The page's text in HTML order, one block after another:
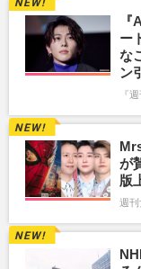
ー
な
ン
『
が
版
週刊